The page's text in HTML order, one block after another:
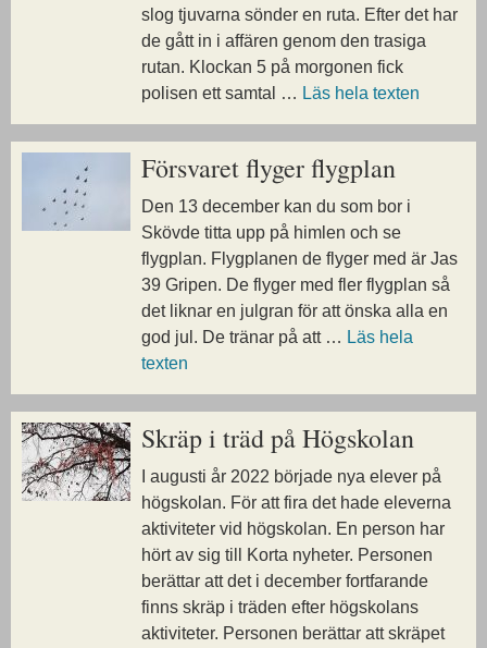
slog tjuvarna sönder en ruta. Efter det har
de gått in i affären genom den trasiga
rutan. Klockan 5 på morgonen fick
polisen ett samtal … Läs hela texten
Försvaret flyger flygplan
Den 13 december kan du som bor i
Skövde titta upp på himlen och se
flygplan. Flygplanen de flyger med är Jas
39 Gripen. De flyger med fler flygplan så
det liknar en julgran för att önska alla en
god jul. De tränar på att … Läs hela
texten
Skräp i träd på Högskolan
I augusti år 2022 började nya elever på
högskolan. För att fira det hade eleverna
aktiviteter vid högskolan. En person har
hört av sig till Korta nyheter. Personen
berättar att det i december fortfarande
finns skräp i träden efter högskolans
aktiviteter. Personen berättar att skräpet